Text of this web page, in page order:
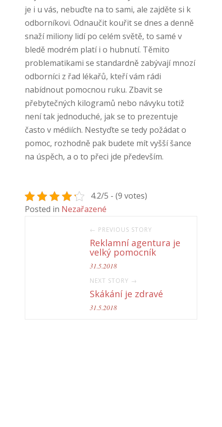
je i u vás, nebuďte na to sami, ale zajděte si k
odborníkovi. Odnaučit kouřit se dnes a denně
snaží miliony lidí po celém světě, to samé v
bledě modrém platí i o hubnutí. Těmito
problematikami se standardně zabývají mnozí
odborníci z řad lékařů, kteří vám rádi
nabídnout pomocnou ruku. Zbavit se
přebytečných kilogramů nebo návyku totiž
není tak jednoduché, jak se to prezentuje
často v médiích. Nestyďte se tedy požádat o
pomoc, rozhodně pak budete mít vyšší šance
na úspěch, a o to přeci jde především.
4.2/5 - (9 votes)
Posted in Nezařazené
← PREVIOUS STORY
Reklamní agentura je
velký pomocník
31.5.2018
NEXT STORY →
Skákání je zdravé
31.5.2018